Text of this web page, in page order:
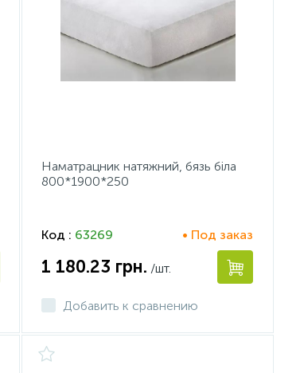
Наматрацник натяжний, бязь біла
800*1900*250
Код : 63269 • Под заказ
1 180.23 грн. /шт.
Добавить к сравнению